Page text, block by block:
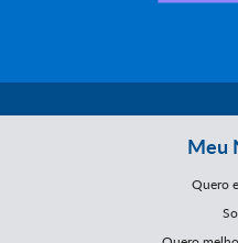
Meu
Quero